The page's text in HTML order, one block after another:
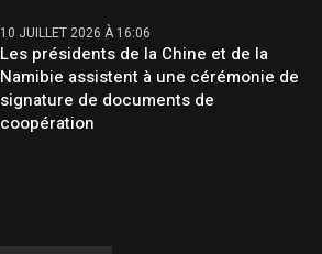
10 JUILLET 2026 À 16:06
Les présidents de la Chine et de la
Namibie assistent à une cérémonie de
signature de documents de
coopération